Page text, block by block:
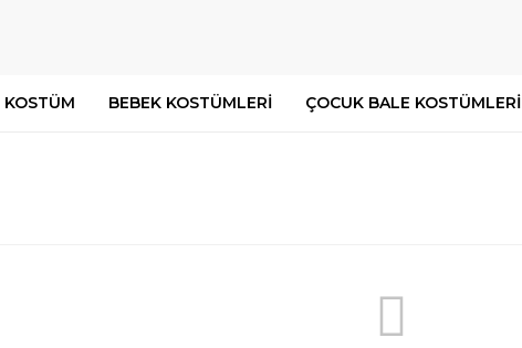
KOSTÜM BEBEK KOSTÜMLERİ ÇOCUK BALE KOSTÜMLERİ